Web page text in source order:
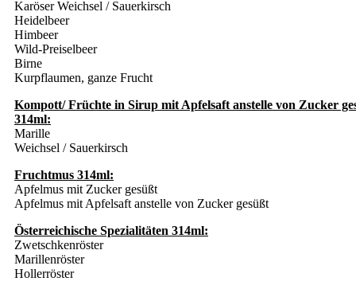
Karöser Weichsel / Sauerkirsch
Heidelbeer
Himbeer
Wild-Preiselbeer
Birne
Kurpflaumen, ganze Frucht
Kompott/ Früchte in Sirup mit Apfelsaft anstelle von Zucker
314ml:
Marille
Weichsel / Sauerkirsch
Fruchtmus 314ml:
Apfelmus mit Zucker gesüßt
Apfelmus mit Apfelsaft anstelle von Zucker gesüßt
Österreichische Spezialitäten 314ml:
Zwetschkenröster
Marillenröster
Hollerröster